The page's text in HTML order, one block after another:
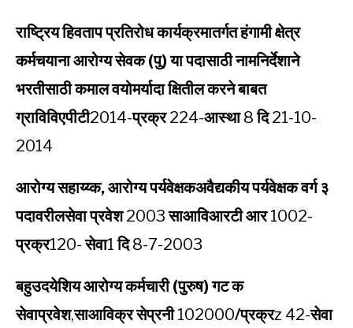
राष्ट्रिय हिवताप प्रतिरोध कार्यक्रमातर्गत हंगामी क्षेत्र
कर्मचयाना आरोग्य सेवक (पु) या पदासाठीनामनिर्देशाने
भरतीसाठी कमालवयोमर्यादा क्षितील करने बाबत
ग्राविविएपीटी2014-प्रक्र224-आस्था8दि21-10-
2014
आरोग्य सहाय्य्क, आरोग्य पर्यवेक्षकअवैद्यकीय पर्यवेक्षक वर्ग ३
पदावरीलसेवा प्रवेश2003साआविआरटी आर1002-
प्रक्र120-सेवा1दि8-7-2003
बहुउदयेशिय आरोग्य कर्मचारी (पुरुष) गट क
सेवाप्रवेश,साआविक्र सेप्रनी102000/प्रक्रz 42-सेवा